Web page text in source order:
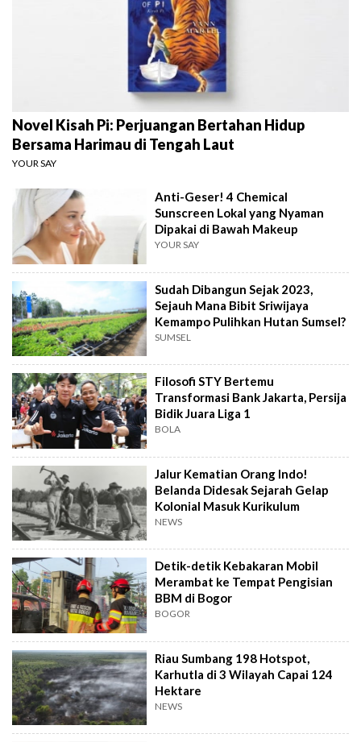
Novel Kisah Pi: Perjuangan Bertahan Hidup
Bersama Harimau di Tengah Laut
YOUR SAY
Anti-Geser! 4 Chemical
Sunscreen Lokal yang Nyaman
Dipakai di Bawah Makeup
YOUR SAY
Sudah Dibangun Sejak 2023,
Sejauh Mana Bibit Sriwijaya
Kemampo Pulihkan Hutan Sumsel?
SUMSEL
Filosofi STY Bertemu
Transformasi Bank Jakarta, Persija
Bidik Juara Liga 1
BOLA
Jalur Kematian Orang Indo!
Belanda Didesak Sejarah Gelap
Kolonial Masuk Kurikulum
NEWS
Detik-detik Kebakaran Mobil
Merambat ke Tempat Pengisian
BBM di Bogor
BOGOR
Riau Sumbang 198 Hotspot,
Karhutla di 3 Wilayah Capai 124
Hektare
NEWS